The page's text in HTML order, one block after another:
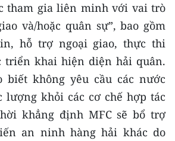
tham gia liên minh với vai trò
và/hoặc quân sự”, bao gồm
hỗ trợ ngoại giao, thực thi
triển khai hiện diện hải quân.
biết không yêu cầu các nước
lượng khỏi các cơ chế hợp tác
khẳng định MFC sẽ bổ trợ
an ninh hàng hải khác do